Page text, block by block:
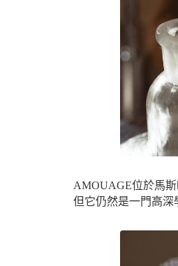
AMOUAGE位於馬
但它仍然是一門高深